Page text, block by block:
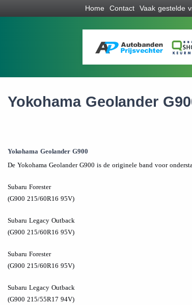
Home Contact Vaak gestelde
Yokohama Geolander
Yokohama Geolander G900
De Yokohama Geolander G900 is de originele band voor
Subaru Forester
(G900 215/60R16 95V)
Subaru Legacy Outback
(G900 215/60R16 95V)
Subaru Forester
(G900 215/60R16 95V)
Subaru Legacy Outback
(G900 215/55R17 94V)